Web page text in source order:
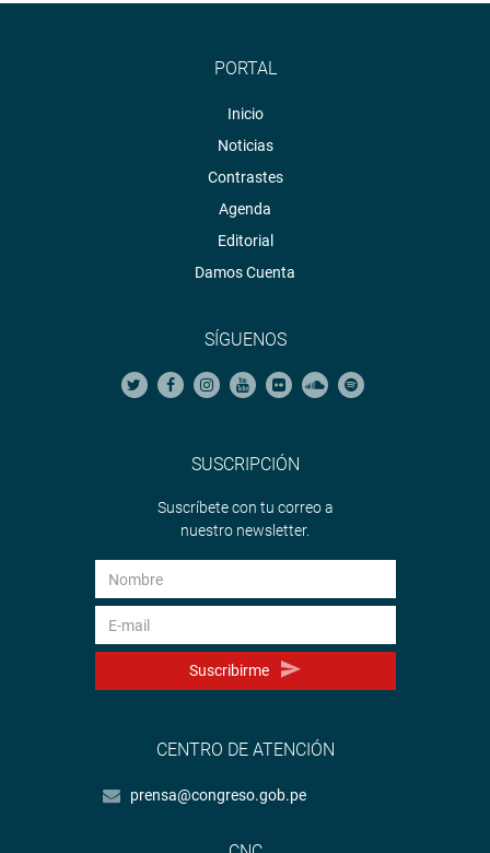
PORTAL
Inicio
Noticias
Contrastes
Agenda
Editorial
Damos Cuenta
SÍGUENOS
SUSCRIPCIÓN
Suscríbete con tu correo a
nuestro newsletter.
Suscribirme
CENTRO DE ATENCIÓN
prensa@congreso.gob.pe